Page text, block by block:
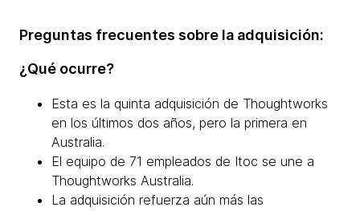
Preguntas frecuentes sobre la adquisición:
¿Qué ocurre?
Esta es la quinta adquisición de Thoughtworks
en los últimos dos años, pero la primera en
Australia.
El equipo de 71 empleados de Itoc se une a
Thoughtworks Australia.
La adquisición refuerza aún más las